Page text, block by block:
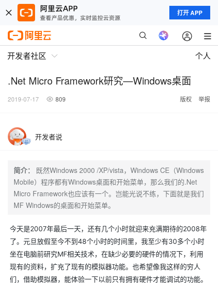
打开 APP
开发者社区 个人
.Net Micro Framework研究—Windows桌面
2019-07-17 809 版权 举报
开发者说
简介：
既然Windows 2000 /XP/vista，Windows CE（Windows
Mobile）程序都有Windows桌面和开始菜单，那么我们的.Net
Micro Framework也应该有一个。岂能光说不练，下面就是我们
MF Windows的桌面和开始菜单。
今天是2007年最后一天，还有几个小时就迎来充满期待的2008年
了。元旦放假至今不到48个小时的时间里，我至少有30多个小时
坐在电脑前研究MF相关技术，在缺少必要的硬件的情况下，利用
现有的资料，扩充了现有的模拟器功能。也希望像我这样的穷人
们，借助模拟器，能体验一下以前只有拥有硬件才能调试的功能。